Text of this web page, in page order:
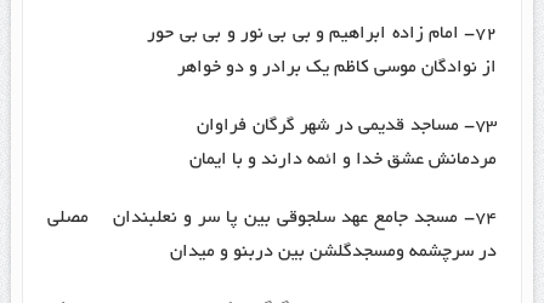
۷۲- امام زاده ابراهیم و بی بی نور و بی بی حور
از نوادگان موسی کاظم یک برادر و دو خواهر
۷۳- مساجد قدیمی در شهر گرگان فراوان
مردمانش عشق خدا و ائمه دارند و با ایمان
۷۴- مسجد جامع عهد سلجوقی بین پا سر و نعلبندان مصلی
در سرچشمه ومسجدگلشن بین دربنو و میدان